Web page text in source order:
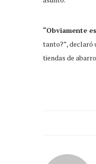
“Obviamente
tanto?”, declaró
tiendas de